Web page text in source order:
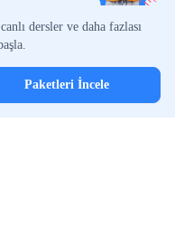
dersler ve daha fazlası
Paketleri İncele